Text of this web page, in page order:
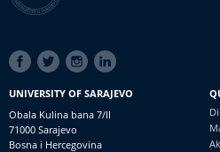
SOCIAL
LINKS
UNIVERSITY OF SARAJEVO
Obala Kulina bana 7/II
71000 Sarajevo
Bosna i Hercegovina